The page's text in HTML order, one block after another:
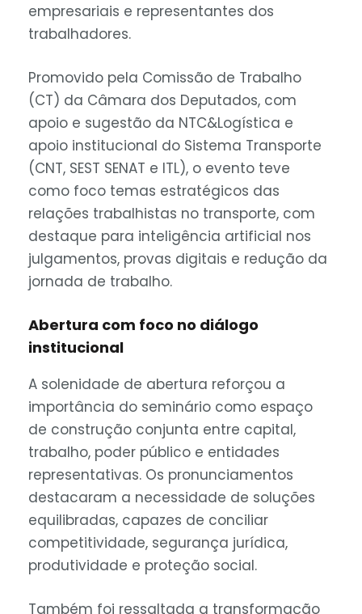
empresariais e representantes dos
trabalhadores.
Promovido pela Comissão de Trabalho
(CT) da Câmara dos Deputados, com
apoio e sugestão da NTC&Logística e
apoio institucional do Sistema Transporte
(CNT, SEST SENAT e ITL), o evento teve
como foco temas estratégicos das
relações trabalhistas no transporte, com
destaque para inteligência artificial nos
julgamentos, provas digitais e redução da
jornada de trabalho.
Abertura com foco no diálogo
institucional
A solenidade de abertura reforçou a
importância do seminário como espaço
de construção conjunta entre capital,
trabalho, poder público e entidades
representativas. Os pronunciamentos
destacaram a necessidade de soluções
equilibradas, capazes de conciliar
competitividade, segurança jurídica,
produtividade e proteção social.
Também foi ressaltada a transformação